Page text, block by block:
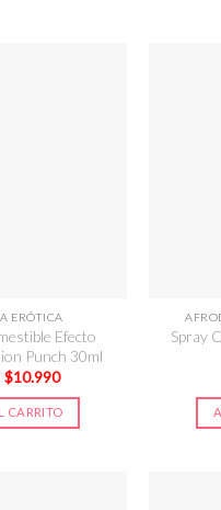
ERÓTICA
Efecto
Punch 30ml
El
precio
original
era:
$10.990El
actual
es:
CARRITO
Spray